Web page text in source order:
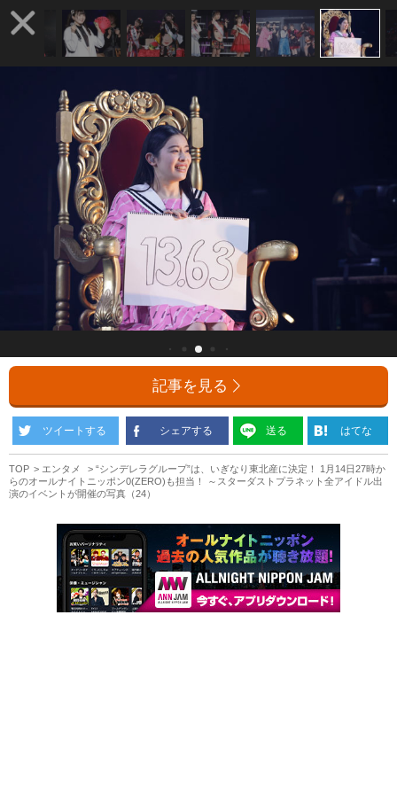
記事を見る
ツイートする シェアする 送る はてな
TOP エンタメ
“シンデレラグループ”は、いぎなり東北産に決定！ 1月14日27時か
らのオールナイトニッポン0(ZERO)も担当！ ～スターダストプラネット全アイドル出
演のイベントが開催の写真（24）